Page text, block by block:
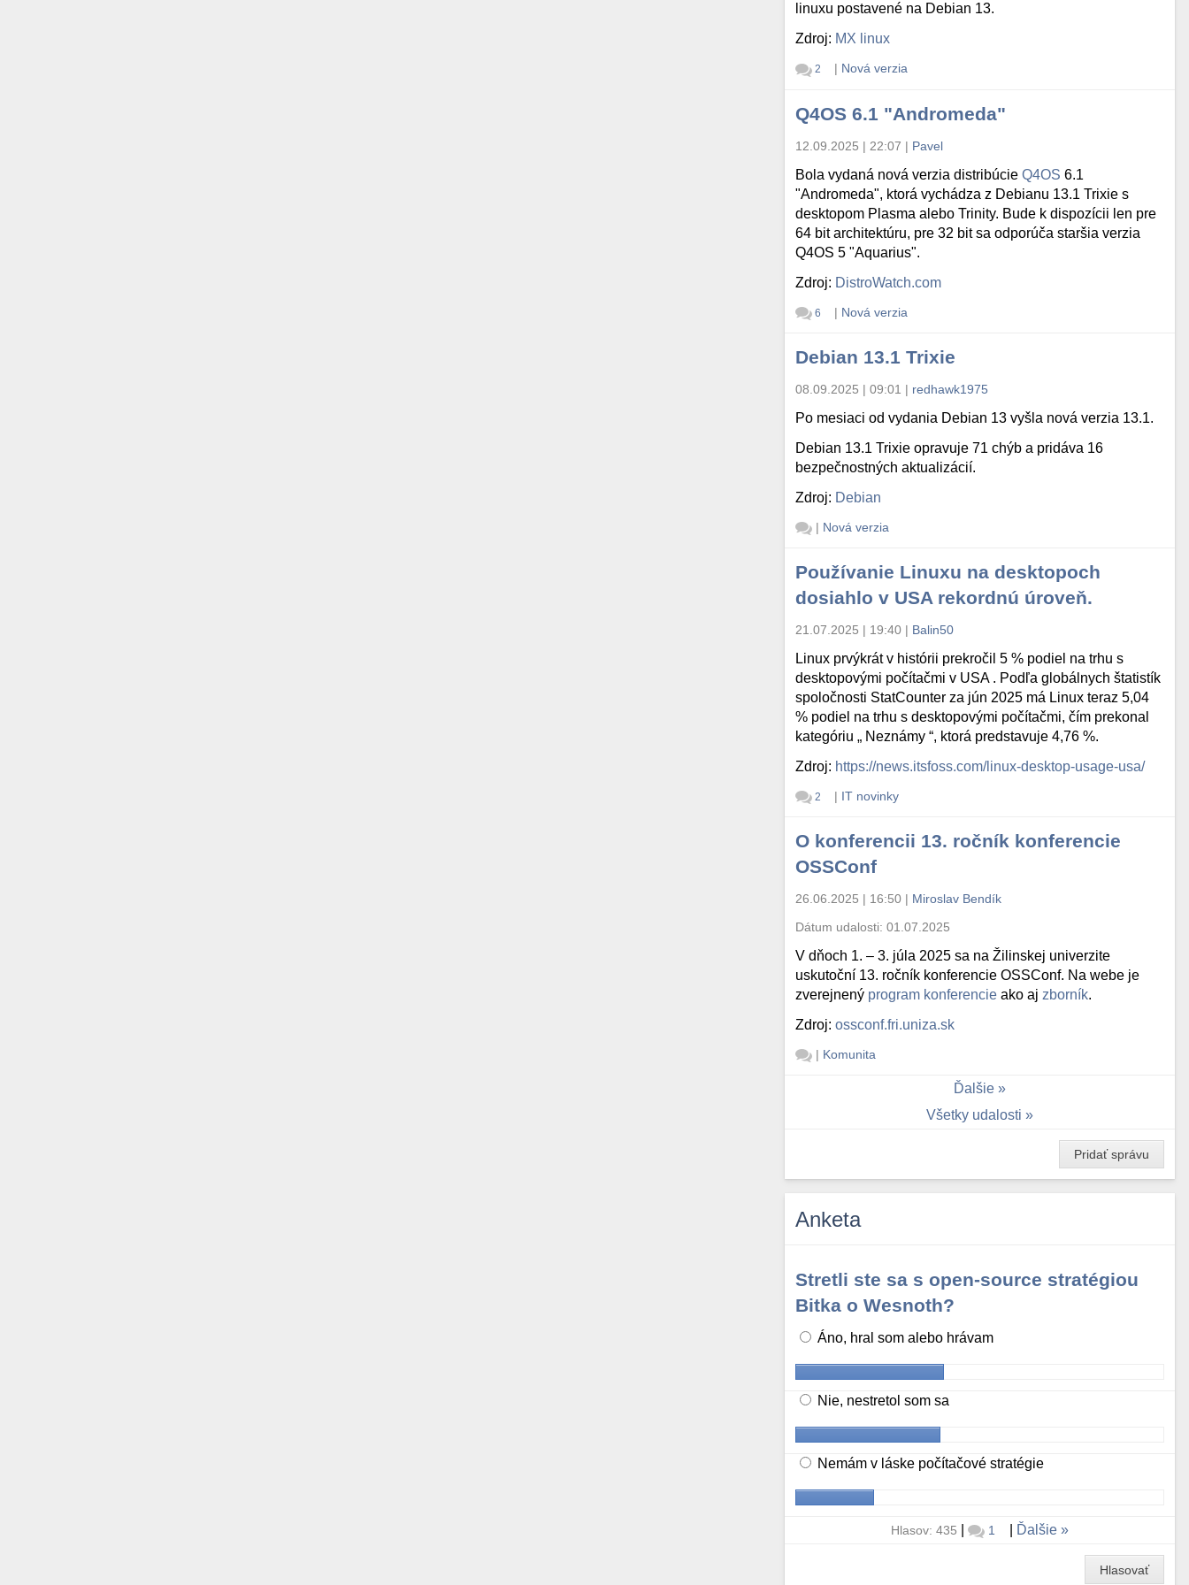
linuxu postavené na Debian 13.
Zdroj: MX linux
2 | Nová verzia
Q4OS 6.1 "Andromeda"
12.09.2025 | 22:07 | Pavel
Bola vydaná nová verzia distribúcieQ4OS 6.1
"Andromeda", ktorá vychádza z Debianu 13.1 Trixie s
desktopom Plasma alebo Trinity. Bude k dispozícii len pre
64 bit architektúru, pre 32 bit sa odporúča staršia verzia
Q4OS 5 "Aquarius".
Zdroj: DistroWatch.com
6 | Nová verzia
Debian 13.1 Trixie
08.09.2025 | 09:01 | redhawk1975
Po mesiaci od vydania Debian 13 vyšla nová verzia 13.1.
Debian 13.1 Trixie opravuje 71 chýb a pridáva 16
bezpečnostných aktualizácií.
Zdroj: Debian
| Nová verzia
Používanie Linuxu na desktopoch
dosiahlo v USA rekordnú úroveň.
21.07.2025 | 19:40 | Balin50
Linux prvýkrát v histórii prekročil 5 % podiel na trhu s
desktopovými počítačmi v USA . Podľa globálnych štatistík
spoločnosti StatCounter za jún 2025 má Linux teraz 5,04
% podiel na trhu s desktopovými počítačmi, čím prekonal
kategóriu „ Neznámy “, ktorá predstavuje 4,76 %.
Zdroj: https://news.itsfoss.com/linux-desktop-usage-usa/
2 | IT novinky
O konferencii 13. ročník konferencie
OSSConf
26.06.2025 | 16:50 | Miroslav Bendík
Dátum udalosti:01.07.2025
V dňoch 1. – 3. júla 2025 sa na Žilinskej univerzite
uskutoční 13. ročník konferencie OSSConf. Na webe je
zverejnený program konferencie ako aj zborník.
Zdroj:ossconf.fri.uniza.sk
| Komunita
Ďalšie
Všetky udalosti
Pridať správu
Anketa
Stretli ste sa s open-source stratégiou
Bitka o Wesnoth?
Áno, hral som alebo hrávam
Nie, nestretol som sa
Nemám v láske počítačové stratégie
Hlasov: 435 | 1 Ďalšie
Hlasovať